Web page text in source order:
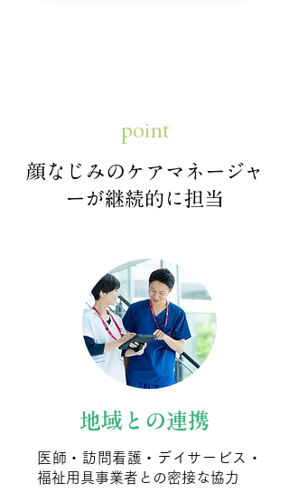
point
顔なじみのケアマネージャ
ーが継続的に担当
地域との連携
医師・訪問看護・デイサービス・
福祉用具事業者との密接な協力